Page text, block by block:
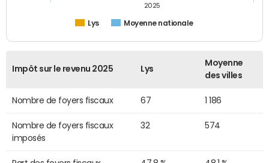
Lys Moyenne nationale
2025
Impôt sur le revenu 2025 Lys
Moyenne
des villes
Nombre de foyers fiscaux 67 1 186
Nombre de foyers fiscaux
imposés
32 574